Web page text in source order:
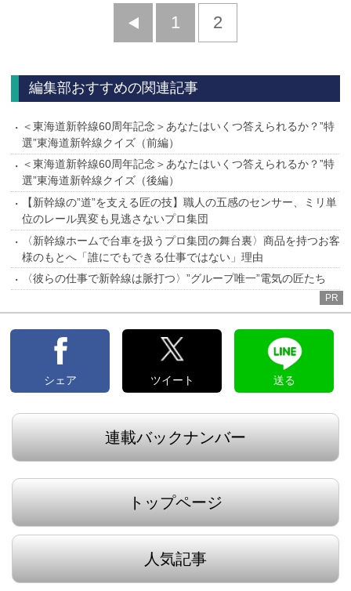
前
1 2
編集部おすすめの関連記事
＜東海道新幹線60周年記念＞あなたはいくつ答えられるか？”特
選”東海道新幹線クイズ（前編）
＜東海道新幹線60周年記念＞あなたはいくつ答えられるか？”特
選”東海道新幹線クイズ（後編）
【新幹線の”道”を支える匠の技】職人の五感のセンサー、ミリ単
位のレール異変も見逃さないプロ集団
〈新幹線ホームで台車を扱うプロ集団の舞台裏〉商品を持つお客
様のもとへ「誰にでもできる仕事ではない」理由
〈彼らの仕事で新幹線は脈打つ〉”グループ唯一”電気の匠たち
PR
シェア ツイート 送る
連載バックナンバー
トップページ
人気記事